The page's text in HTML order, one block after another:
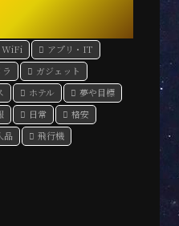
WiFi
アプリ・IT
ガジェット
ホテル
夢や目標
日常
格安
品 飛行機